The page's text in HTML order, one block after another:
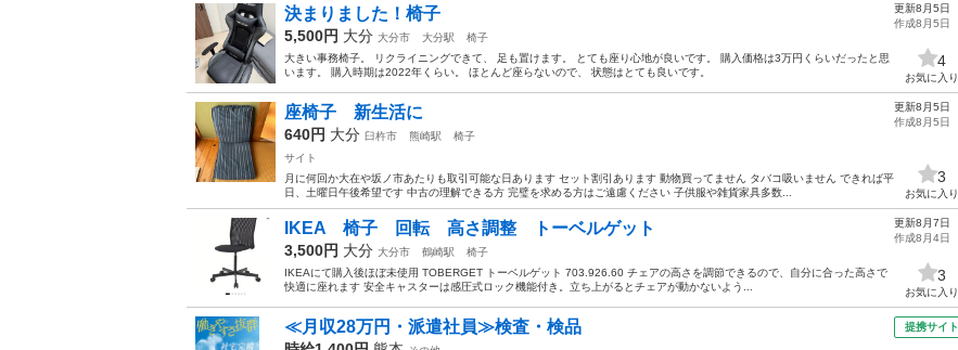
決まりました！椅子
5,500円 大分 大分市 大分駅
椅子
大きい事務椅子。 リクライニングできて、 足も置けます。 とても座り心地が良いです。 購入価格は3万円くらいだったと思
います。 購入時期は2022年くらい。 ほとんど座らないので、 状態はとても良いです。
更新8月5日
作成8月5日
4
お気に入り
座椅子 新生活に
640円 大分 臼杵市 熊崎駅
椅子
サイト
月に何回か大在や坂ノ市あたりも取引可能な日あります セット割引あります 動物買ってません タバコ吸いません できれば平
日、土曜日午後希望です 中古の理解できる方 完璧を求める方はご遠慮ください 子供服や雑貨家具多数...
更新8月5日
作成8月5日
3
お気に入り
IKEA 椅子 回転 高さ調整 トーベルゲット
3,500円 大分 大分市 鶴崎駅
椅子
IKEAにて購入後ほぼ未使用 TOBERGET トーベルゲット 703.926.60 チェアの高さを調節できるので、自分に合った高さで
快適に座れます 安全キャスターは感圧式ロック機能付き。立ち上がるとチェアが動かないよう...
更新8月7日
作成8月4日
3
お気に入り
≪月収28万円・派遣社員≫検査・検品 提携サイト